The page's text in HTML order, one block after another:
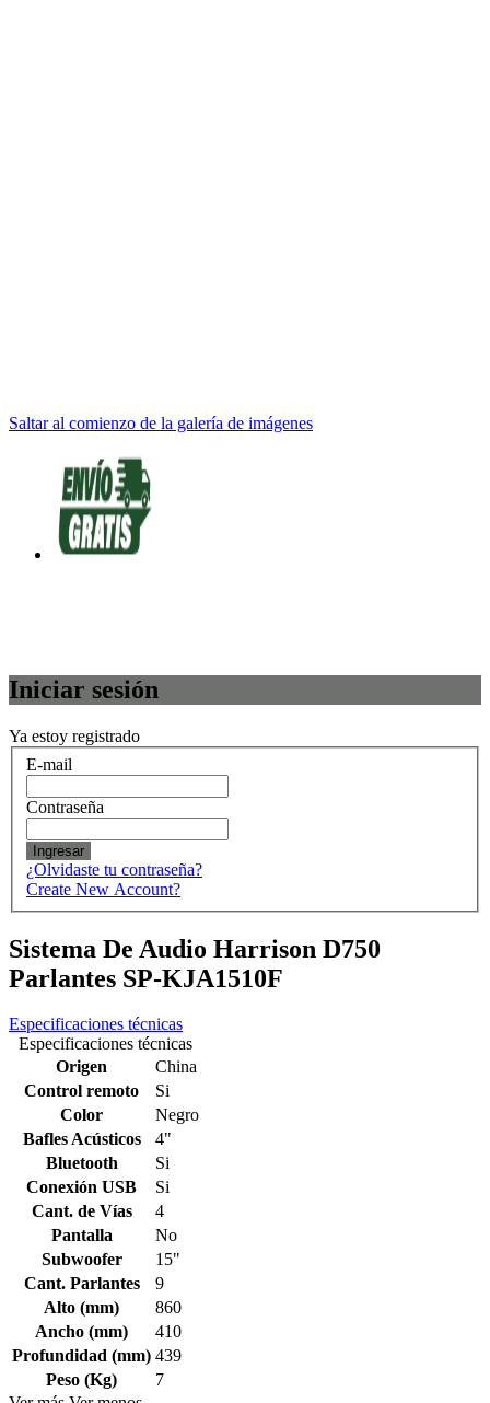
Saltar al comienzo de la galería de imágenes
Iniciar sesión
Ya estoy registrado
E-mail
Contraseña
Ingresar
¿Olvidaste tu contraseña?
Create New Account?
Sistema De Audio Harrison D750
Parlantes SP-KJA1510F
Especificaciones técnicas
Especificaciones técnicas
Origen
China
Control remoto
Si
Color
Negro
Bafles Acústicos
4"
Bluetooth
Si
Conexión USB
Si
Cant. de Vías
4
Pantalla
No
Subwoofer
15"
Cant. Parlantes
9
Alto (mm)
860
Ancho (mm)
410
Profundidad (mm) 439
Peso (Kg)
7